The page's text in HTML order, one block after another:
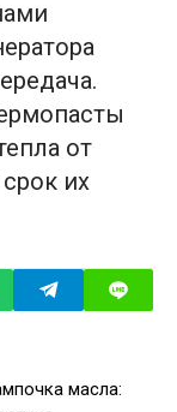
от
их
масла: